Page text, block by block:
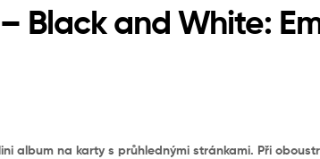
Black and White:
album na karty s průhlednými stránkami. Při